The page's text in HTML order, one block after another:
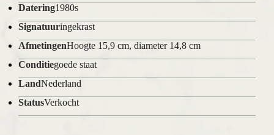
Datering1980s
Signatuuringekrast
AfmetingenHoogte 15,9 cm, diameter 14,8 cm
Conditiegoede staat
LandNederland
StatusVerkocht